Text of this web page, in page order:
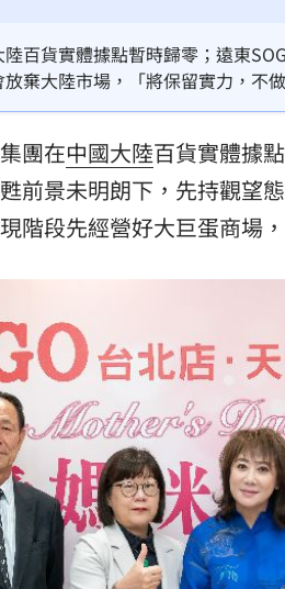
物抗發炎
醉就吵架 15:37
揭心魔難題 15:35
甜喊加油 15:34
台灣統治 15:34
越喝越累
還有大招 15:29
逐漸成形 12:00
百貨實體據點暫時歸零；遠東
棄大陸市場，「將保留實力，不
團在中國大陸百貨實體據
前景未明朗下，先持觀望
階段先經營好大巨蛋商場